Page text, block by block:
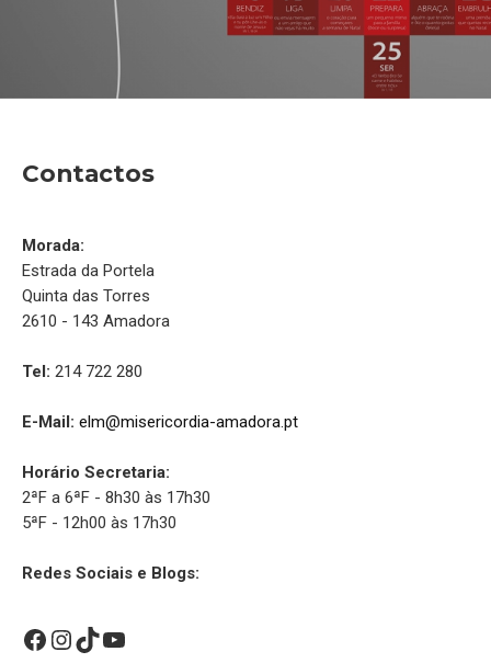
Contactos
Morada:
Estrada da Portela
Quinta das Torres
2610 - 143 Amadora
Tel: 214 722 280
E-Mail: elm@misericordia-amadora.pt
Horário Secretaria:
2ªF a 6ªF - 8h30 às 17h30
5ªF - 12h00 às 17h30
Redes Sociais e Blogs:
Facebook
Instagram
TikTok
YouTube